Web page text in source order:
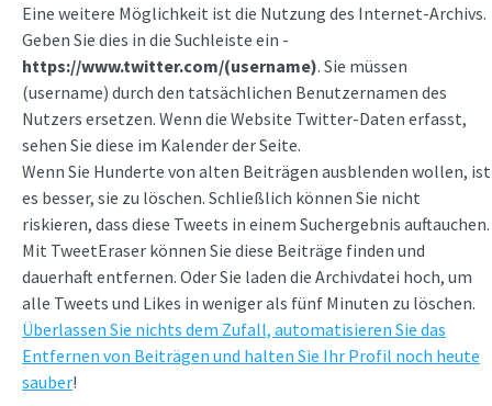
Eine weitere Möglichkeit ist die Nutzung des Internet-Archivs.
Geben Sie dies in die Suchleiste ein -
https://www.twitter.com/(username). Sie müssen
(username) durch den tatsächlichen Benutzernamen des
Nutzers ersetzen. Wenn die Website Twitter-Daten erfasst,
sehen Sie diese im Kalender der Seite.
Wenn Sie Hunderte von alten Beiträgen ausblenden wollen, ist
es besser, sie zu löschen. Schließlich können Sie nicht
riskieren, dass diese Tweets in einem Suchergebnis auftauchen.
Mit TweetEraser können Sie diese Beiträge finden und
dauerhaft entfernen. Oder Sie laden die Archivdatei hoch, um
alle Tweets und Likes in weniger als fünf Minuten zu löschen.
Überlassen Sie nichts dem Zufall, automatisieren Sie das
Entfernen von Beiträgen und halten Sie Ihr Profil noch heute
sauber!